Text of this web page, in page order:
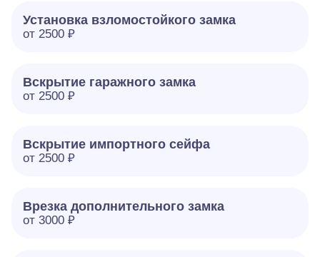
Установка взломостойкого замка
от 2500 ₽
Вскрытие гаражного замка
от 2500 ₽
Вскрытие импортного сейфа
от 2500 ₽
Врезка дополнительного замка
от 3000 ₽